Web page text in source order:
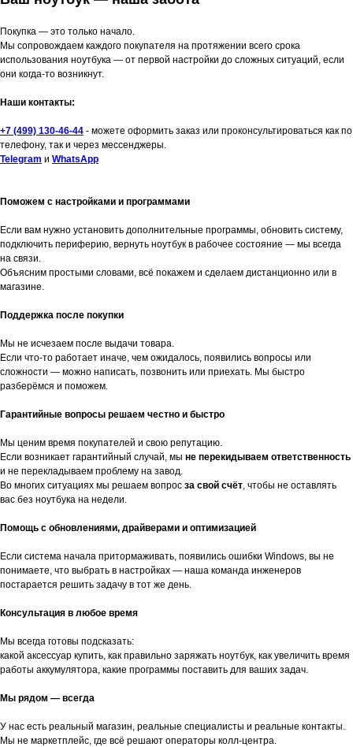
Покупка — это только начало.
Мы сопровождаем каждого покупателя на протяжении всего срока
использования ноутбука — от первой настройки до сложных ситуаций, если
они когда-то возникнут.
Наши контакты:
+7 (499) 130-46-44 - можете оформить заказ или проконсультироваться как по
телефону, так и через мессенджеры.
Telegram и WhatsApp
Поможем с настройками и программами
Если вам нужно установить дополнительные программы, обновить систему,
подключить периферию, вернуть ноутбук в рабочее состояние — мы всегда
на связи.
Объясним простыми словами, всё покажем и сделаем дистанционно или в
магазине.
Поддержка после покупки
Мы не исчезаем после выдачи товара.
Если что-то работает иначе, чем ожидалось, появились вопросы или
сложности — можно написать, позвонить или приехать. Мы быстро
разберёмся и поможем.
Гарантийные вопросы решаем честно и быстро
Мы ценим время покупателей и свою репутацию.
Если возникает гарантийный случай, мы не перекидываем ответственность
и не перекладываем проблему на завод.
Во многих ситуациях мы решаем вопрос за свой счёт, чтобы не оставлять
вас без ноутбука на недели.
Помощь с обновлениями, драйверами и оптимизацией
Если система начала притормаживать, появились ошибки Windows, вы не
понимаете, что выбрать в настройках — наша команда инженеров
постарается решить задачу в тот же день.
Консультация в любое время
Мы всегда готовы подсказать:
какой аксессуар купить, как правильно заряжать ноутбук, как увеличить время
работы аккумулятора, какие программы поставить для ваших задач.
Мы рядом — всегда
У нас есть реальный магазин, реальные специалисты и реальные контакты.
Мы не маркетплейс, где всё решают операторы колл-центра.